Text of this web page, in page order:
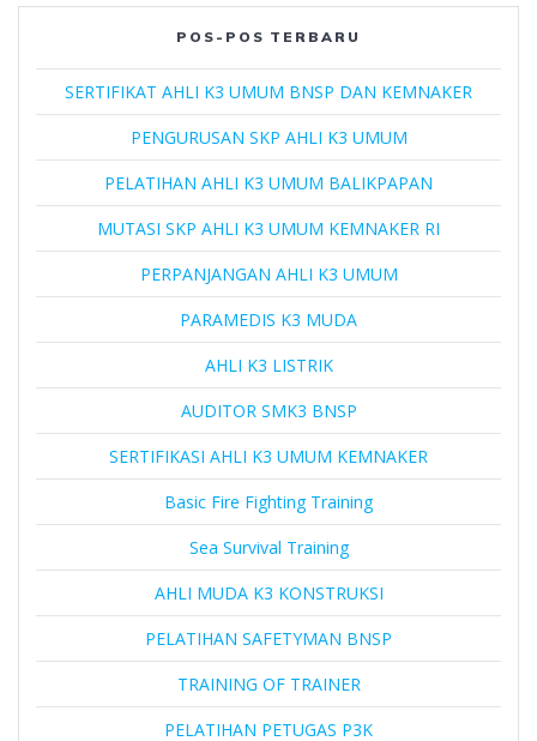
POS-POS TERBARU
SERTIFIKAT AHLI K3 UMUM BNSP DAN KEMNAKER
PENGURUSAN SKP AHLI K3 UMUM
PELATIHAN AHLI K3 UMUM BALIKPAPAN
MUTASI SKP AHLI K3 UMUM KEMNAKER RI
PERPANJANGAN AHLI K3 UMUM
PARAMEDIS K3 MUDA
AHLI K3 LISTRIK
AUDITOR SMK3 BNSP
SERTIFIKASI AHLI K3 UMUM KEMNAKER
Basic Fire Fighting Training
Sea Survival Training
AHLI MUDA K3 KONSTRUKSI
PELATIHAN SAFETYMAN BNSP
TRAINING OF TRAINER
PELATIHAN PETUGAS P3K